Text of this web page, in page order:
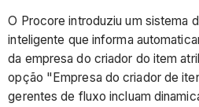
O Procore introduziu um sistema
inteligente que informa
da empresa do criador do item
opção "Empresa do criador de
gerentes de fluxo incluam